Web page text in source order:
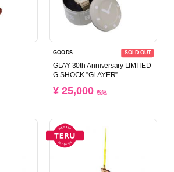
SOLD OUT
GOODS
GLAY 30th Anniversary LIMITED
G-SHOCK ”GLAYER”
¥ 25,000 税込